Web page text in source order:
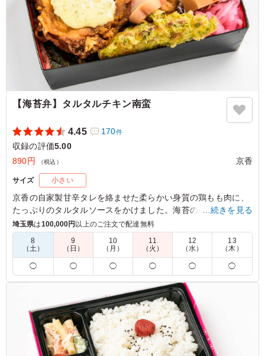
【海苔弁】タルタルチキン南蛮
4.45 170件
収録の評価5.00
890円
（税込） 京香
サイズ 小さい
京香の自家製甘辛タレを絡ませた柔らかい身質の鶏もも肉に、
たっぷりのタルタルソースをかけました。海苔の香り、彩り豊
かな惣菜とご飯の相性が抜群の大人気の海苔弁です。
5.0 山本
ジューシーなチキン南蛮に、たっぷりのタルタルソースが
かかっていて非常に満足感がありました。海苔弁ならでは
の、ご飯にタレや海苔が染み込んでいる感じが食欲をそそ
ります。冷めてもチキンが固くならず、美味しくいただけ
ました。
ご利用シーン：ロケ・撮影 ›収録
東京都渋谷区神宮前2026/06/29
…続きを見る
埼玉県は100,000円以上のご注文で配達無料
8
（土）
9
（日）
10
（月）
11
（火）
12
（水）
13
（木）
◯ ◯ ◯ ◯ ◯ ◯